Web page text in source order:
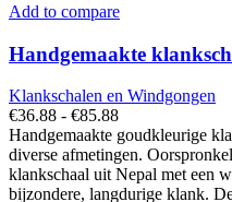
optie
kan
gekozen
worden
op
de
productpagina
Add to compare
Handgemaakte
Klankschalen en Windgongen
€36.88 - €85.88Prijsklasse:
€36.88
tot
€85.88
Handgemaakte goudkleurige
diverse afmetingen.
klankschaal uit Nepal met een
bijzondere, langdurige klank.